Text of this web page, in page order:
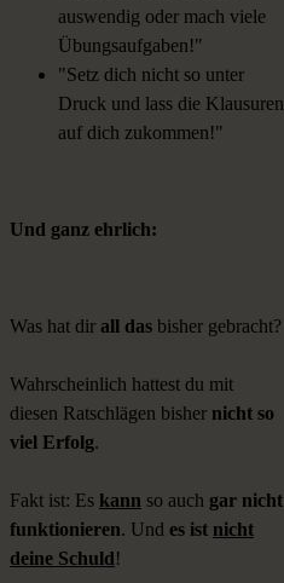
auswendig oder mach viele
Übungsaufgaben!"
"Setz dich nicht so unter
Druck und lass die Klausuren
auf dich zukommen!"
Und ganz ehrlich:
Was hat dir all das bisher gebracht?
Wahrscheinlich hattest du mit
diesen Ratschlägen bisher nicht so
viel Erfolg.
Fakt ist: Es kann so auch gar nicht
funktionieren. Und es ist nicht
deine Schuld!